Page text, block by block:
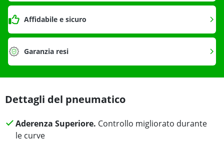
Affidabile e sicuro
Garanzia resi
Dettagli del pneumatico
Aderenza Superiore. Controllo migliorato durante
le curve